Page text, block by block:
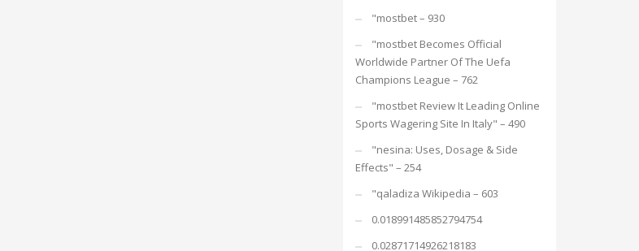
"mostbet – 930
"mostbet Becomes Official
Worldwide Partner Of The Uefa
Champions League – 762
"mostbet Review It Leading Online
Sports Wagering Site In Italy" – 490
"nesina: Uses, Dosage & Side
Effects" – 254
"qaladiza Wikipedia – 603
0.018991485852794754
0.02871714926218183